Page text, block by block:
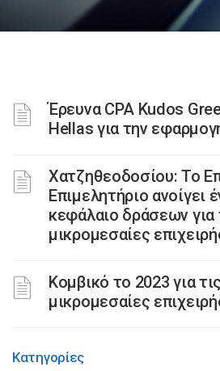
Έρευνα CPA Kudos
Hellas για την
Χατζηθεοδοσίου: Το
Επιμελητήριο ανοίγει
κεφάλαιο δράσεων για
μικρομεσαίες
Κομβικό το 2023 για τις
μικρομεσαίες
Κατηγορίες